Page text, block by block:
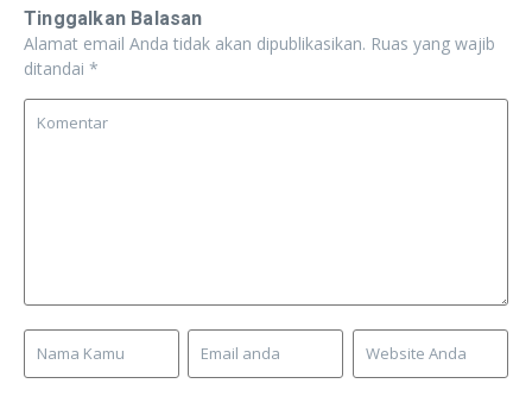
Tinggalkan Balasan
Alamat email Anda tidak akan dipublikasikan. Ruas yang wajib
ditandai *